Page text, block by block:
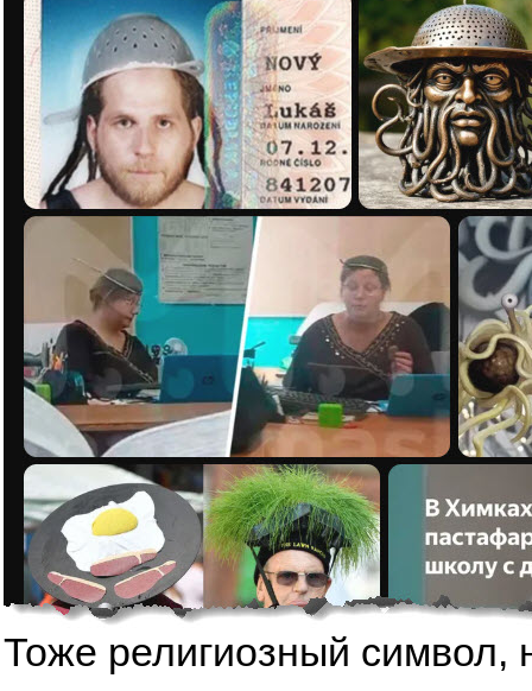
Тоже религиозный символ,